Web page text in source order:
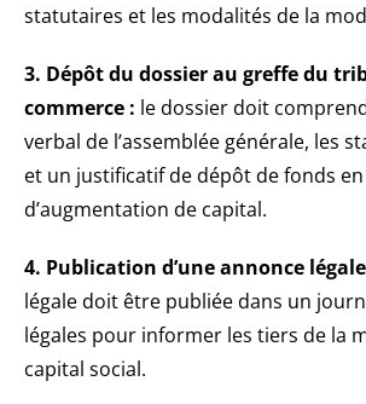
statutaires et les modalités de la
3. Dépôt du dossier au greffe du
commerce : le dossier doit
verbal de l’assemblée générale, les
et un justificatif de dépôt de fonds en
d’augmentation de capital.
4. Publication d’une annonce
légale doit être publiée dans un
légales pour informer les tiers de la
capital social.